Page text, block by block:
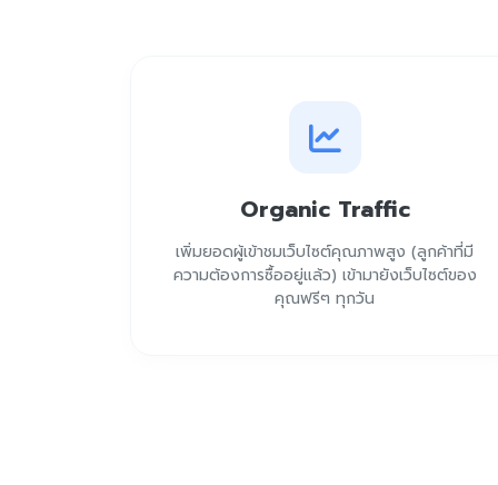
Organic Traffic
เพิ่มยอดผู้เข้าชมเว็บไซต์คุณภาพสูง (ลูกค้าที่มี
ความต้องการซื้ออยู่แล้ว) เข้ามายังเว็บไซต์ของ
คุณฟรีๆ ทุกวัน